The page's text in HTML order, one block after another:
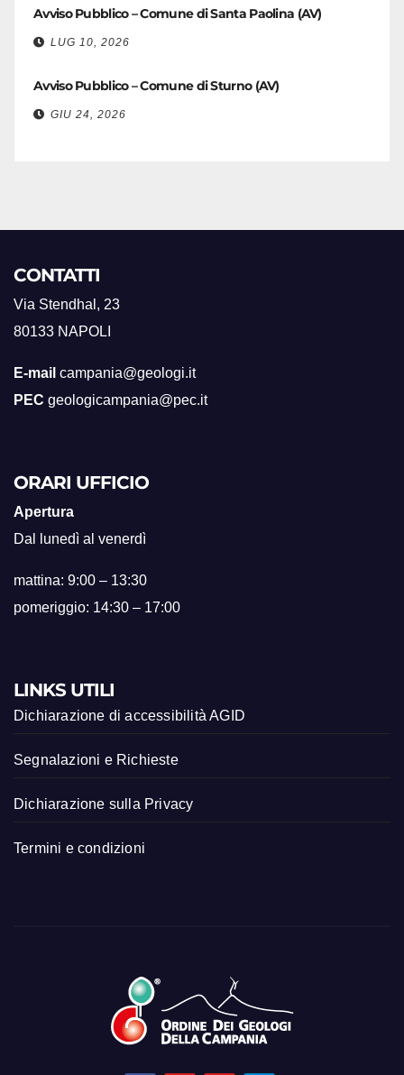
Avviso Pubblico – Comune di Santa Paolina (AV)
LUG 10, 2026
Avviso Pubblico – Comune di Sturno (AV)
GIU 24, 2026
CONTATTI
Via Stendhal, 23
80133 NAPOLI
E-mail campania@geologi.it
PEC geologicampania@pec.it
ORARI UFFICIO
Apertura
Dal lunedì al venerdì
mattina: 9:00 – 13:30
pomeriggio: 14:30 – 17:00
LINKS UTILI
Dichiarazione di accessibilità AGID
Segnalazioni e Richieste
Dichiarazione sulla Privacy
Termini e condizioni